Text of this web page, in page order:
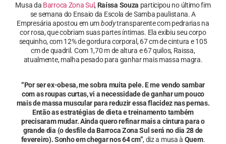
Musa da Barroca Zona Sul, Raíssa Souza participou no último fim
se semana do Ensaio da Escola de Samba paulistana. A
Empresária apostou em umbodytransparente com pedrarias na
cor rosa, que cobriam suas partes íntimas. Ela exibiu seu corpo
sequinho, com 12% de gordura corporal, 67 cm de cintura e 105
cm de quadril. Com 1,70 m de altura e 67 quilos, Raissa,
atualmente, malha pesado para ganhar mais massa magra.
“Por ser ex-obesa, me sobra muita pele. E me vendo sambar
com as roupas curtas, vi a necessidade de ganhar um pouco
mais de massa muscular para reduzir essa flacidez nas pernas.
Então as estratégias de dieta e treinamento também
precisaram mudar. Ainda quero refinar mais a cintura para o
grande dia (o desfile da Barroca Zona Sul será no dia 28 de
fevereiro). Sonho em chegar nos 64 cm”, diz a musa à Quem.